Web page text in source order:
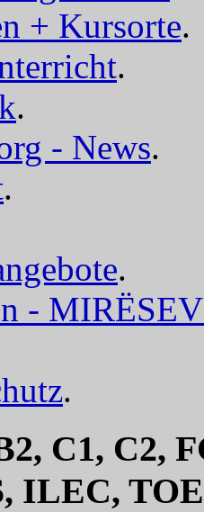
+ Kursorte.
.
.
- News.
.
.
-
.
C1, C2,
ILEC,